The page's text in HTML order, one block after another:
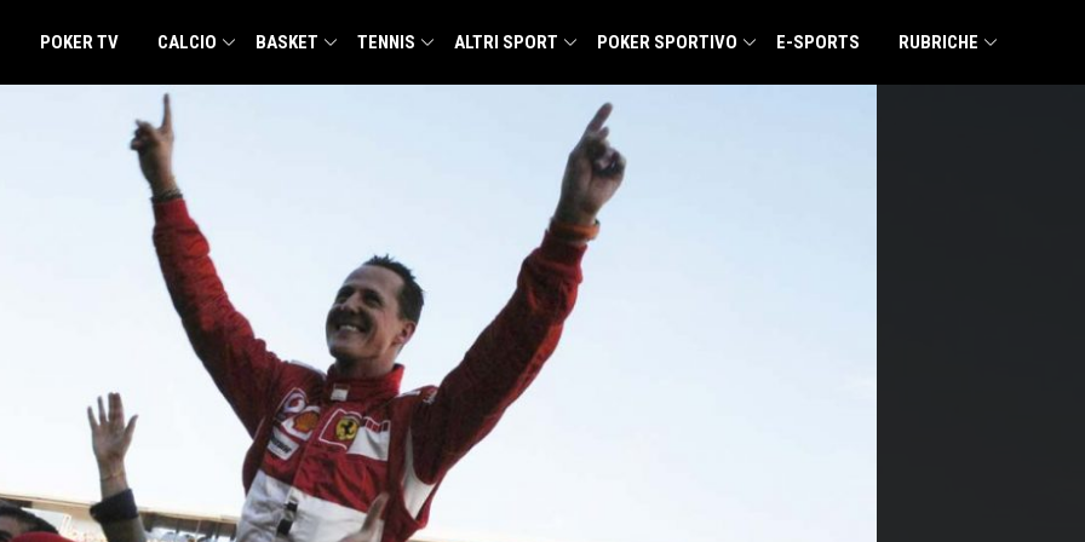
POKER TV CALCIO BASKET TENNIS ALTRI SPORT POKER SPORTIVO E-SPORTS RUBRICHE